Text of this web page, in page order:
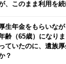
、このまま利用を
生年金をもらいな
齢（65歳）になり
ていたのに、遺族
？